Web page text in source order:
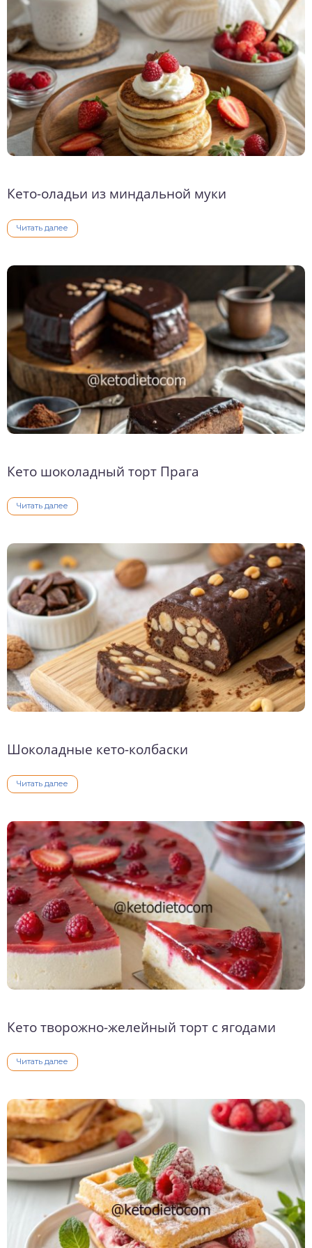
Кето-оладьи из миндальной муки
Читать далее
Кето шоколадный торт Прага
Читать далее
Шоколадные кето-колбаски
Читать далее
Кето творожно-желейный торт с ягодами
Читать далее
выпечка
десерты
напитки